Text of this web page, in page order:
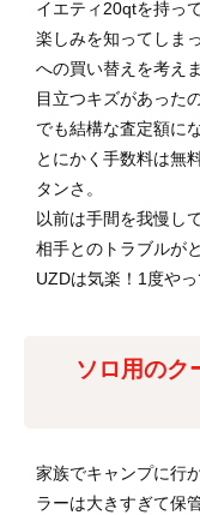
イエティ20qtを持っ
楽しみを知ってしま
への買い替えを考え
目立つキズがあった
でも結構な査定額に
とにかく手数料は無
タンさ。
以前は手間を我慢し
相手とのトラブルが
UZDは気楽！1度や
ソロ用のク
家族でキャンプに行
ラーは大きすぎて保